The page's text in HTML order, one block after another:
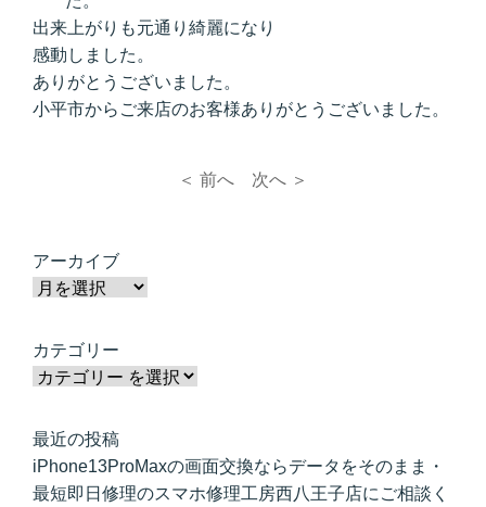
出来上がりも元通り綺麗になり
感動しました。
ありがとうございました。
小平市からご来店のお客様ありがとうございました。
＜ 前へ 次へ ＞
アーカイブ
カテゴリー
最近の投稿
iPhone13ProMaxの画面交換ならデータをそのまま・
最短即日修理のスマホ修理工房西八王子店にご相談く